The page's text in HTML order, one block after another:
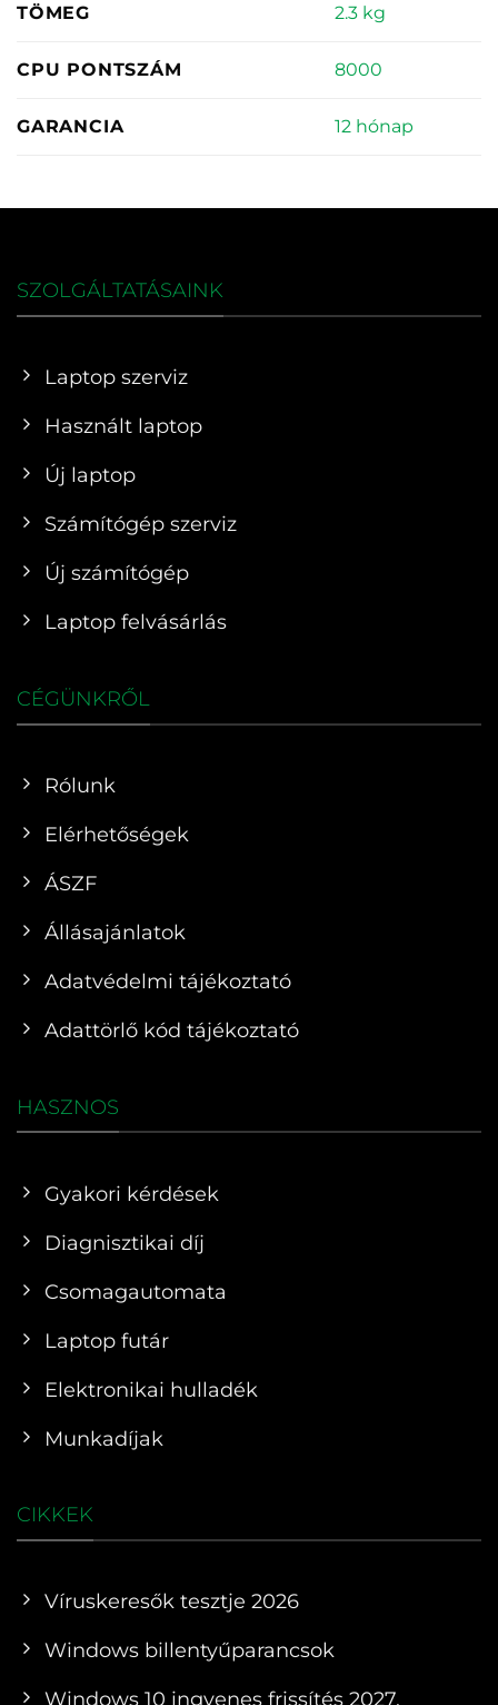
TÖMEG 2.3 kg
CPU PONTSZÁM 8000
GARANCIA 12 hónap
SZOLGÁLTATÁSAINK
Laptop szerviz
Használt laptop
Új laptop
Számítógép szerviz
Új számítógép
Laptop felvásárlás
CÉGÜNKRŐL
Rólunk
Elérhetőségek
ÁSZF
Állásajánlatok
Adatvédelmi tájékoztató
Adattörlő kód tájékoztató
HASZNOS
Gyakori kérdések
Diagnisztikai díj
Csomagautomata
Laptop futár
Elektronikai hulladék
Munkadíjak
CIKKEK
Víruskeresők tesztje 2026
Windows billentyűparancsok
Windows 10 ingyenes frissítés 2027.